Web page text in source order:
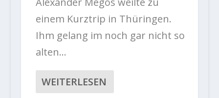
einem Kurztrip in Thüringen.
Ihm gelang im noch gar nicht so
alten...
WEITERLESEN